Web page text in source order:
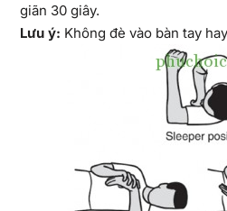
giãn 30 giây.
Lưu ý: Không đè vào bàn tay